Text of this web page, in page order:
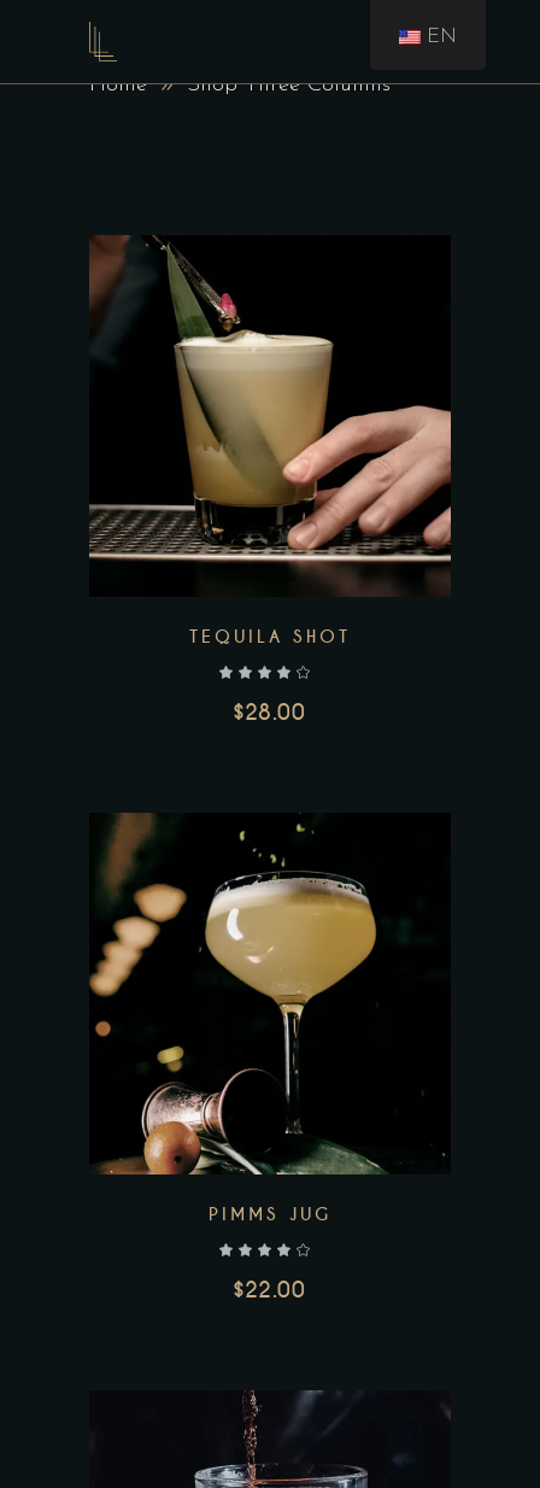
Home Shop Three Columns
AJOUTER AU PANIER
TEQUILA SHOT
$28.00
AJOUTER AU PANIER
PIMMS JUG
$22.00
EN